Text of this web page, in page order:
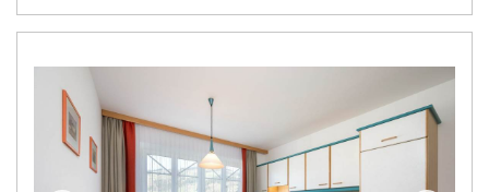
Sestriere fra DKK 4.395
Fieberbrunn fra DKK 6.145
Ischgl fra DKK 7.095
St. Anton fra DKK 7.245
Zell am See fra DKK 4.095
Livigno fra DKK 4.145
Canazei fra DKK 4.745